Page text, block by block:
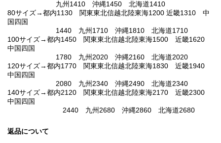
九州1410 沖縄1450 北海道1410
80サイズ→都内1130 関東東北信越北陸東海1200 近畿1310 中
国四国
1440 九州1710 沖縄1810 北海道1710
100サイズ→都内1450 関東東北信越北陸東海1500 近畿1620
中国四国
1780 九州2020 沖縄2160 北海道2020
120サイズ→都内1770 関東東北信越北陸東海1830 近畿1940
中国四国
2080 九州2340 沖縄2490 北海道2340
140サイズ→都内2120 関東東北信越北陸東海2170 近畿2300
中国四国
2440 九州2680 沖縄2860 北海道2680
返品について